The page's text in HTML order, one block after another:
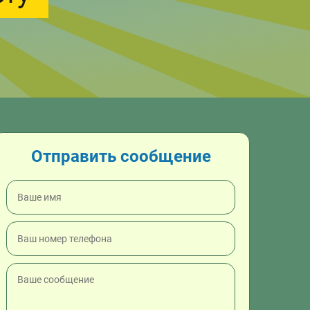
Отправить сообщение